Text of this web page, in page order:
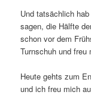
Und tatsächlich
sagen, die Hälfte
schon vor dem
Turnschuh und freu
Heute gehts zum
und ich freu mich